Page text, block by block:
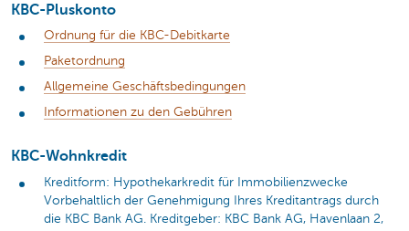
KBC-Pluskonto
Ordnung für die KBC-Debitkarte
Paketordnung
Allgemeine Geschäftsbedingungen
Informationen zu den Gebühren
KBC-Wohnkredit
Kreditform: Hypothekarkredit für Immobilienzwecke
Vorbehaltlich der Genehmigung Ihres Kreditantrags durch
die KBC Bank AG. Kreditgeber: KBC Bank AG, Havenlaan 2,